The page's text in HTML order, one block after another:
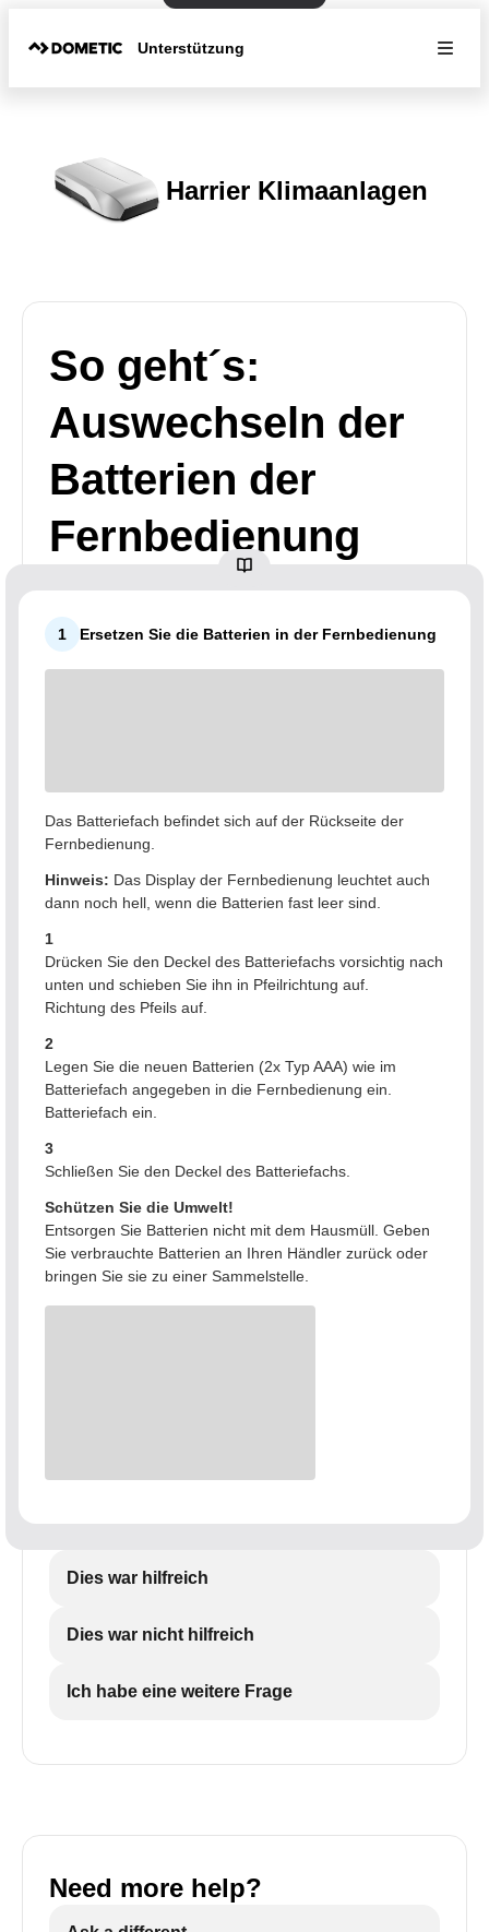
Unterstützung
Harrier Klimaanlagen
So geht´s:
Auswechseln der
Batterien der
Fernbedienung
1 Ersetzen Sie die Batterien in der Fernbedienung
Das Batteriefach befindet sich auf der Rückseite der
Fernbedienung.
Hinweis: Das Display der Fernbedienung leuchtet auch
dann noch hell, wenn die Batterien fast leer sind.
1
Drücken Sie den Deckel des Batteriefachs vorsichtig nach
unten und schieben Sie ihn in Pfeilrichtung auf.
Richtung des Pfeils auf.
2
Legen Sie die neuen Batterien (2x Typ AAA) wie im
Batteriefach angegeben in die Fernbedienung ein.
Batteriefach ein.
3
Schließen Sie den Deckel des Batteriefachs.
Schützen Sie die Umwelt!
Entsorgen Sie Batterien nicht mit dem Hausmüll. Geben
Sie verbrauchte Batterien an Ihren Händler zurück oder
bringen Sie sie zu einer Sammelstelle.
Dies war hilfreich
Dies war nicht hilfreich
Ich habe eine weitere Frage
Need more help?